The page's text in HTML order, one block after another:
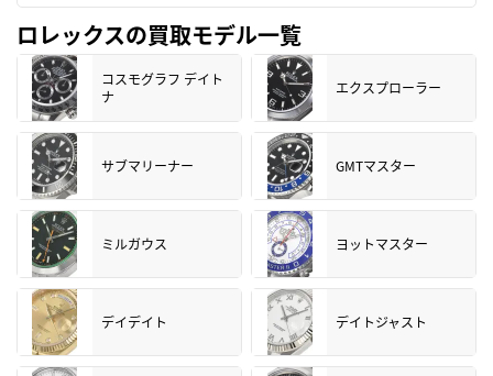
ロレックスの買取モデル一覧
コスモグラフ デイト
ナ
エクスプローラー
サブマリーナー GMTマスター
ミルガウス ヨットマスター
デイデイト デイトジャスト